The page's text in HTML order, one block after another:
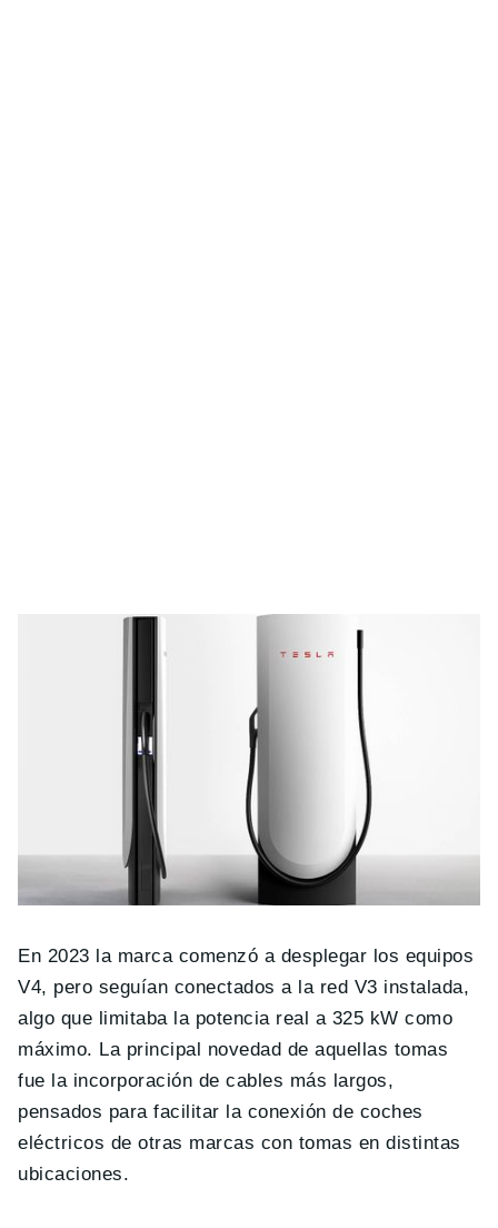
En 2023 la marca comenzó a desplegar los equipos
V4, pero seguían conectados a la red V3 instalada,
algo que limitaba la potencia real a 325 kW como
máximo. La principal novedad de aquellas tomas
fue la incorporación de cables más largos,
pensados para facilitar la conexión de coches
eléctricos de otras marcas con tomas en distintas
ubicaciones.